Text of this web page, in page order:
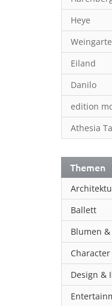
Heye
Eiland
Danilo
edition
Athesia
Themen
Ballett
Blumen
Character
Design &